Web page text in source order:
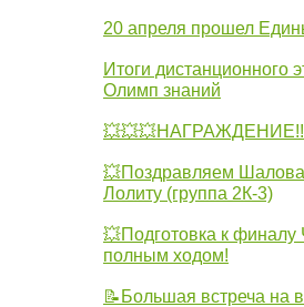
20 апреля прошел
Итоги дистанционного
Олимп знаний
💥Поздравляем
Лолиту (группа 2К-3)
💥Подготовка к
полным ходом!
📝Большая встреча на